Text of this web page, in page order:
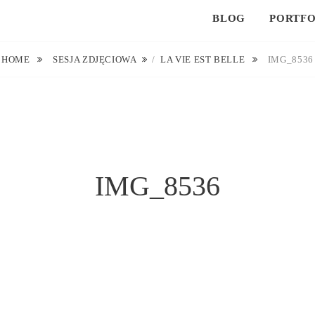
BLOG
HOME SESJA ZDJĘCIOWA / LA VIE EST BELLE IMG_8536
IMG_8536